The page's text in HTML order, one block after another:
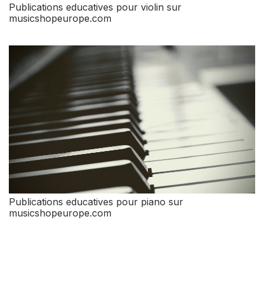
Publications educatives pour violin sur
musicshopeurope.com
Publications educatives pour piano sur
musicshopeurope.com